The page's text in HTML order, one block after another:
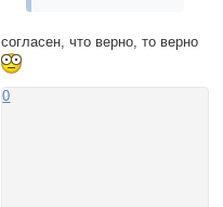
согласен, что верно, то верно
0